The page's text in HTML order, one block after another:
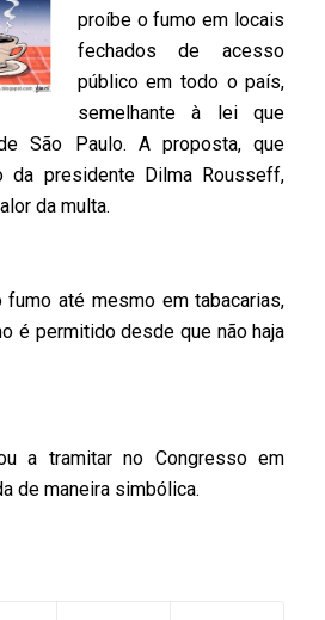
proíbe o fumo em locais
fechados de acesso
público em todo o país,
semelhante à lei que
São Paulo. A proposta, que
da presidente Dilma Rousseff,
da multa.
até mesmo em tabacarias,
é permitido desde que não haja
a tramitar no Congresso em
de maneira simbólica.